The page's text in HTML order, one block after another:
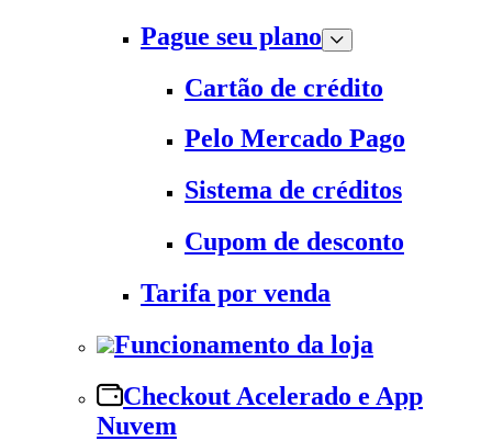
Pague seu plano
Cartão de crédito
Pelo Mercado Pago
Sistema de créditos
Cupom de desconto
Tarifa por venda
Funcionamento da loja
Checkout Acelerado e App
Nuvem